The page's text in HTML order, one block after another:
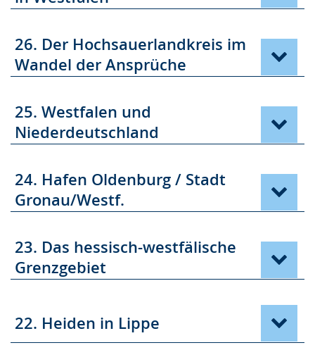
26. Der Hochsauerlandkreis im
Wandel der Ansprüche
25. Westfalen und
Niederdeutschland
24. Hafen Oldenburg / Stadt
Gronau/Westf.
23. Das hessisch-westfälische
Grenzgebiet
22. Heiden in Lippe